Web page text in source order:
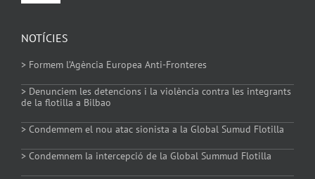
NOTÍCIES
> Formem l’Agència Europea Anti-Fronteres
> Denunciem les detencions i la violència contra les integrants
de la flotilla a Bilbao
> Condemnem el nou atac sionista a la Global Sumud Flotilla
> Condemnem la intercepció de la Global Summud Flotilla
Política de Cookies